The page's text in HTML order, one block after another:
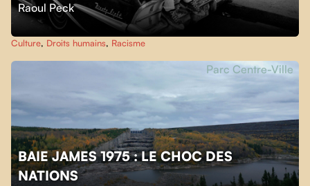
Raoul Peck
Culture, Droits humains, Racisme
BAIE JAMES 1975 : LE CHOC DES
NATIONS
Parc Centre-Ville